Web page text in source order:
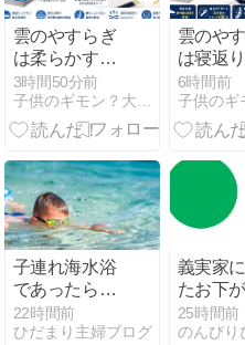
雲のやすらぎ
は柔らかすぎ
る？寝心地や
体圧分散・腰
への負担を徹
3時間50分前
雲のや
は寝返
すい？体
散や寝
腰への
6時間前
子連れ海水浴
であったら便
利アイテム3
選！
22時間前
ひだまり主婦ブログ
義実家
たお下
メルカリ
られて
25時間前
のんびり